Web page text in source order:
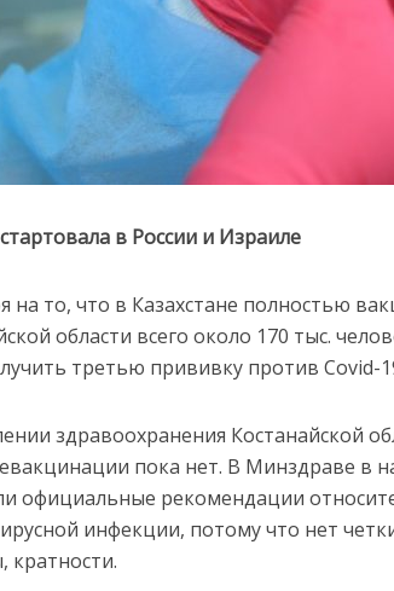
в России и Израиле
на то, что в Казахстане полностью
области всего около 170 тыс.
третью прививку против Covid-
здравоохранения Костанайской
пока нет. В Минздраве в
официальные рекомендации
инфекции, потому что нет
кратности.